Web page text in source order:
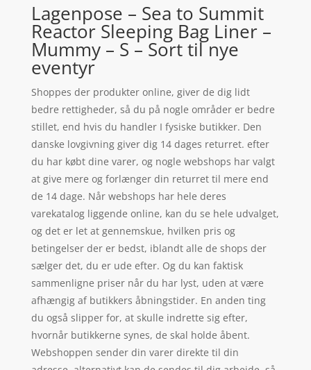
Lagenpose – Sea to Summit
Reactor Sleeping Bag Liner –
Mummy – S – Sort til nye
eventyr
Shoppes der produkter online, giver de dig lidt
bedre rettigheder, så du på nogle områder er bedre
stillet, end hvis du handler I fysiske butikker. Den
danske lovgivning giver dig 14 dages returret. efter
du har købt dine varer, og nogle webshops har valgt
at give mere og forlænger din returret til mere end
de 14 dage. Når webshops har hele deres
varekatalog liggende online, kan du se hele udvalget,
og det er let at gennemskue, hvilken pris og
betingelser der er bedst, iblandt alle de shops der
sælger det, du er ude efter. Og du kan faktisk
sammenligne priser når du har lyst, uden at være
afhængig af butikkers åbningstider. En anden ting
du også slipper for, at skulle indrette sig efter,
hvornår butikkerne synes, de skal holde åbent.
Webshoppen sender din varer direkte til din